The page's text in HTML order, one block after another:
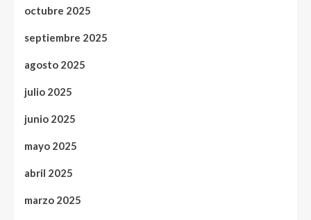
octubre 2025
septiembre 2025
agosto 2025
julio 2025
junio 2025
mayo 2025
abril 2025
marzo 2025